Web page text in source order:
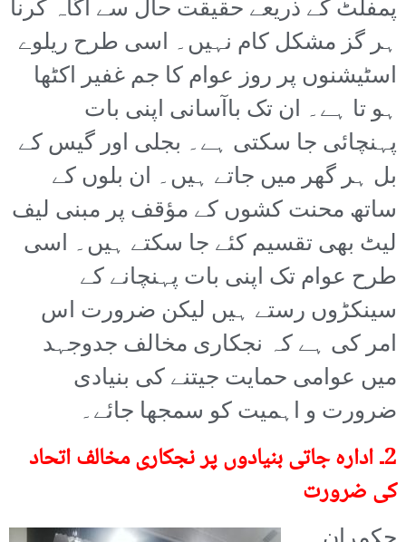
پمفلٹ کے ذریعے حقیقت حال سے آگاہ کرنا
ہر گز مشکل کام نہیں۔ اسی طرح ریلوے
اسٹیشنوں پر روز عوام کا جم غفیر اکٹھا
ہو تا ہے۔ ان تک باآسانی اپنی بات
پہنچائی جا سکتی ہے۔ بجلی اور گیس کے
بل ہر گھر میں جاتے ہیں۔ ان بلوں کے
ساتھ محنت کشوں کے مؤقف پر مبنی لیف
لیٹ بھی تقسیم کئے جا سکتے ہیں۔ اسی
طرح عوام تک اپنی بات پہنچانے کے
سینکڑوں رستے ہیں لیکن ضرورت اس
امر کی ہے کہ نجکاری مخالف جدوجہد
میں عوامی حمایت جیتنے کی بنیادی
ضرورت و اہمیت کو سمجھا جائے۔
2۔ ادارہ جاتی بنیادوں پر نجکاری مخالف اتحاد
کی ضرورت